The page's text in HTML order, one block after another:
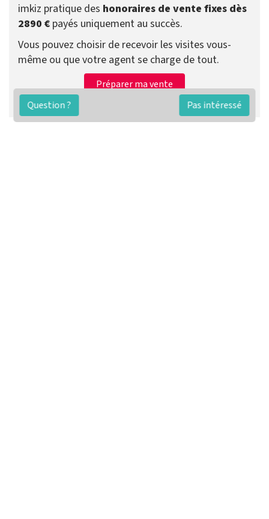
Question ? Pas intéressé
imkiz pratique des honoraires de vente fixes dès
2890 € payés uniquement au succès.
Vous pouvez choisir de recevoir les visites vous-
même ou que votre agent se charge de tout.
Préparer ma vente